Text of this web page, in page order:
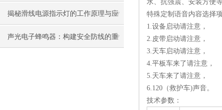
揭秘滑线电源指示灯的工作原理与应
用
声光电子蜂鸣器：构建安全防线的重
水、抗强震、安装方便
特殊定制语音内容选择
1.设备启动请注意，
2.皮带启动请注意，
3.天车启动请注意，
4.平板车来了请注意，
5.天车来了请注意，
6.120（救护车)声音。
技术参数：